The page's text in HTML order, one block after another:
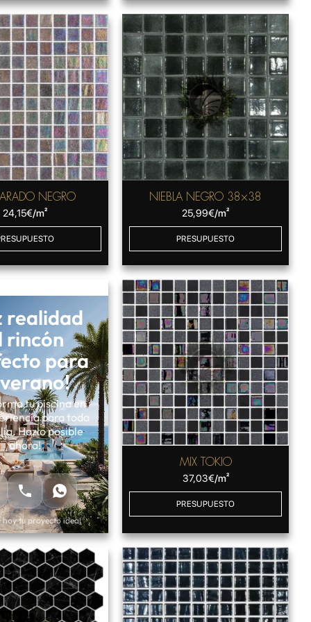
NEGRO
24,15€/m²
NIEBLA NEGRO 38×38
25,99€/m²
PRESUPUESTO
realidad
rincón
para
tu piscina en
para toda
Hazlo posible
ahora!
hoy tu proyecto ideal
MIX TOKIO
37,03€/m²
PRESUPUESTO